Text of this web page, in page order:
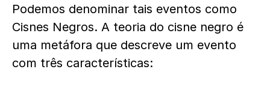
Podemos denominar tais eventos como
Cisnes Negros. A teoria do cisne negro é
uma metáfora que descreve um evento
com três características: